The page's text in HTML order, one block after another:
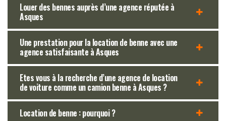
Louer des bennes auprès d’une agence réputée à
Asques
Une prestation pour la location de benne avec une
agence satisfaisante à Asques
Etes vous à la recherche d’une agence de location
de voiture comme un camion benne à Asques ?
Location de benne : pourquoi ?